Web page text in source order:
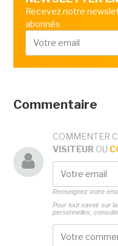
Recevez notre
abonnés
Commentaire
COMMENTER
VISITEUR OU
Renseignez votre
Pour tout savoir sur
personnelles,